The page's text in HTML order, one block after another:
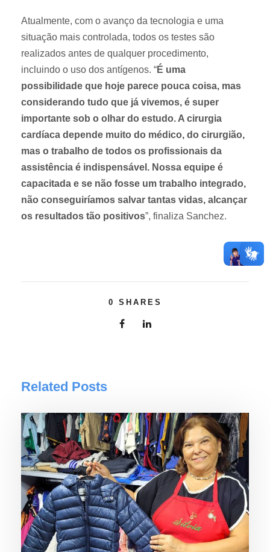
Atualmente, com o avanço da tecnologia e uma
situação mais controlada, todos os testes são
realizados antes de qualquer procedimento,
incluindo o uso dos antígenos. “É uma
possibilidade que hoje parece pouca coisa, mas
considerando tudo que já vivemos, é super
importante sob o olhar do estudo. A cirurgia
cardíaca depende muito do médico, do cirurgião,
mas o trabalho de todos os profissionais da
assistência é indispensável. Nossa equipe é
capacitada e se não fosse um trabalho integrado,
não conseguiríamos salvar tantas vidas, alcançar
os resultados tão positivos”, finaliza Sanchez.
0 SHARES
Related Posts